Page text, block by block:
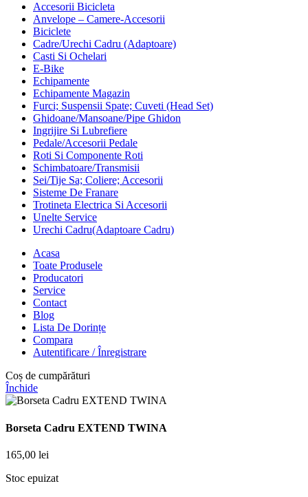
Accesorii Bicicleta
Anvelope – Camere-Accesorii
Biciclete
Cadre/Urechi Cadru (Adaptoare)
Casti Si Ochelari
E-Bike
Echipamente
Echipamente Magazin
Furci; Suspensii Spate; Cuveti (Head Set)
Ghidoane/Mansoane/Pipe Ghidon
Ingrijire Si Lubrefiere
Pedale/Accesorii Pedale
Roti Si Componente Roti
Schimbatoare/Transmisii
Sei/Tije Sa; Coliere; Accesorii
Sisteme De Franare
Trotineta Electrica Si Accesorii
Unelte Service
Urechi Cadru(Adaptoare Cadru)
Acasa
Toate Produsele
Producatori
Service
Contact
Blog
Lista De Dorințe
Compara
Autentificare / Înregistrare
Coș de cumpărături
Închide
Borseta Cadru EXTEND TWINA
165,00 lei
Stoc epuizat